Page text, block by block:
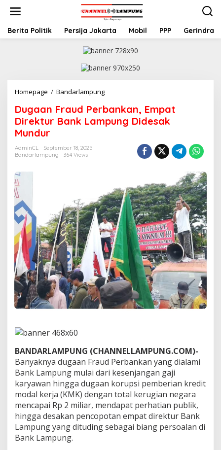
t
Berita Politik Persija Jakarta Mobil PPP Gerindra
Homepage / Bandarlampung
g
a
a
e
r
b
a
n
k
a
n
,
E
m
p
e
k
t
u
r
B
a
n
k
L
Dugaan Fraud Perbankan, Empat
Direktur Bank Lampung Didesak
Mundur
AdminCL
September 18, 2025
Bandarlampung
364 Views
BANDARLAMPUNG (CHANNELLAMPUNG.COM)-
Banyaknya dugaan Fraud Perbankan yang dialami
Bank Lampung mulai dari kesenjangan gaji
karyawan hingga dugaan korupsi pemberian kredit
modal kerja (KMK) dengan total kerugian negara
mencapai Rp 2 miliar, mendapat perhatian publik,
hingga desakan pencopotan empat direktur Bank
Lampung yang dituding sebagai biang persoalan di
Bank Lampung.